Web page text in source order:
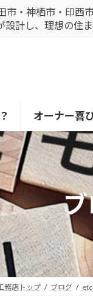
・神栖市・印
計し、理想の住ま
オーナー喜
務店トップ ブログ etc